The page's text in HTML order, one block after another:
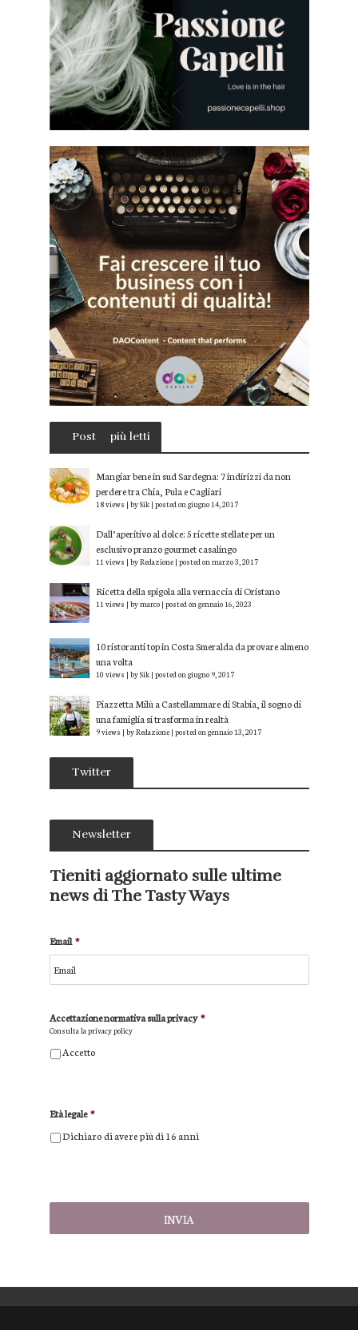
Post più letti
Mangiar bene in sud Sardegna: 7 indirizzi da non
perdere tra Chia, Pula e Cagliari
18 views |bySik |posted on giugno 14, 2017
Dall’aperitivo al dolce: 5 ricette stellate per un
esclusivo pranzo gourmet casalingo
11 views |byRedazione |posted on marzo 3, 2017
Ricetta della spigola alla vernaccia di Oristano
11 views |bymarco |posted on gennaio 16, 2023
10 ristoranti top in Costa Smeralda da provare almeno
una volta
10 views |bySik |posted on giugno 9, 2017
Piazzetta Milù a Castellammare di Stabia, il sogno di
una famiglia si trasforma in realtà
9 views |byRedazione |posted on gennaio 13, 2017
Twitter
Newsletter
Tieniti aggiornato sulle ultime
news di The Tasty Ways
Email *
Accettazione normativa sulla privacy *
Consulta laprivacy policy
Accetto
Età legale *
Dichiaro di avere più di 16 anni